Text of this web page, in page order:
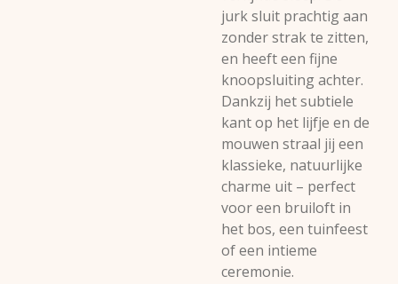
jurk sluit prachtig aan
zonder strak te zitten,
en heeft een fijne
knoopsluiting achter.
Dankzij het subtiele
kant op het lijfje en de
mouwen straal jij een
klassieke, natuurlijke
charme uit – perfect
voor een bruiloft in
het bos, een tuinfeest
of een intieme
ceremonie.